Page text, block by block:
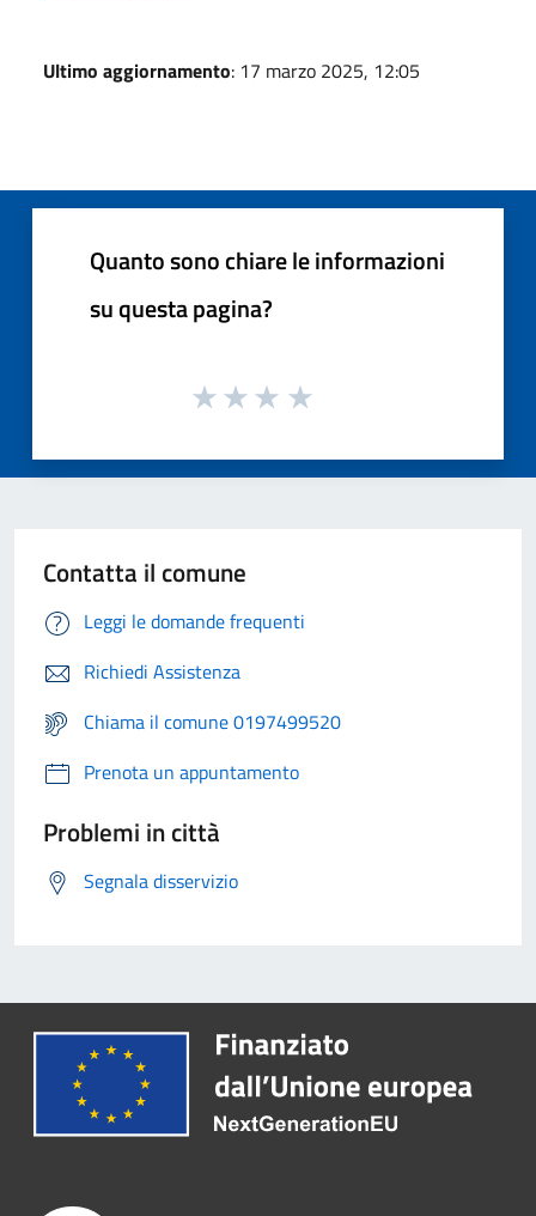
Ultimo aggiornamento: 17 marzo 2025, 12:05
Quanto sono chiare le informazioni
su questa pagina?
Contatta il comune
Leggi le domande frequenti
Richiedi Assistenza
Chiama il comune 0197499520
Prenota un appuntamento
Problemi in città
Segnala disservizio